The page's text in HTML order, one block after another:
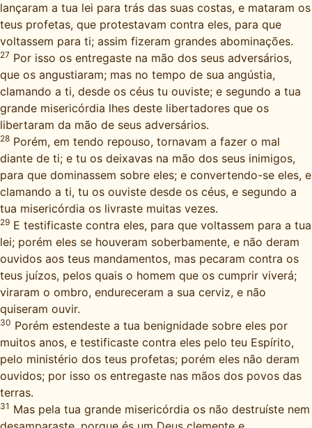
lançaram a tua lei para trás das suas costas, e mataram os
teus profetas, que protestavam contra eles, para que
voltassem para ti; assim fizeram grandes abominações.
27 Por isso os entregaste na mão dos seus adversários,
que os angustiaram; mas no tempo de sua angústia,
clamando a ti, desde os céus tu ouviste; e segundo a tua
grande misericórdia lhes deste libertadores que os
libertaram da mão de seus adversários.
28 Porém, em tendo repouso, tornavam a fazer o mal
diante de ti; e tu os deixavas na mão dos seus inimigos,
para que dominassem sobre eles; e convertendo-se eles, e
clamando a ti, tu os ouviste desde os céus, e segundo a
tua misericórdia os livraste muitas vezes.
29 E testificaste contra eles, para que voltassem para a tua
lei; porém eles se houveram soberbamente, e não deram
ouvidos aos teus mandamentos, mas pecaram contra os
teus juízos, pelos quais o homem que os cumprir viverá;
viraram o ombro, endureceram a sua cerviz, e não
quiseram ouvir.
30 Porém estendeste a tua benignidade sobre eles por
muitos anos, e testificaste contra eles pelo teu Espírito,
pelo ministério dos teus profetas; porém eles não deram
ouvidos; por isso os entregaste nas mãos dos povos das
terras.
31 Mas pela tua grande misericórdia os não destruíste nem